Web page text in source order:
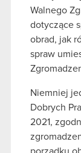
Walnego
dotyczące
obrad, jak
spraw
Niemniej
Dobrych
2021,
porządku